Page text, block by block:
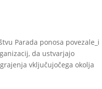
Parada ponosa povezale_i
da ustvarjajo
vključujočega okolja